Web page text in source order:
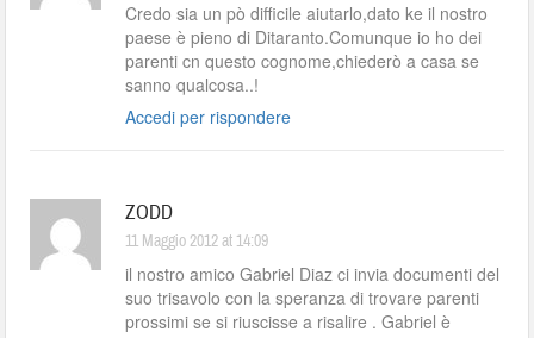
Credo sia un pò difficile aiutarlo,dato ke il nostro
paese è pieno di Ditaranto.Comunque io ho dei
parenti cn questo cognome,chiederò a casa se
sanno qualcosa..!
Accedi per rispondere
ZODD
11 Maggio 2012 at 14:09
il nostro amico Gabriel Diaz ci invia documenti del
suo trisavolo con la speranza di trovare parenti
prossimi se si riuscisse a risalire . Gabriel è